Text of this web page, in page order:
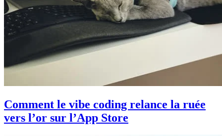
Comment le vibe coding relance la ruée
vers l’or sur l’App Store